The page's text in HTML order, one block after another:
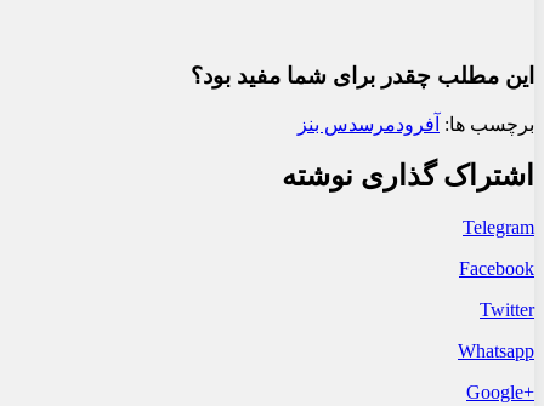
این مطلب چقدر برای شما مفید بود؟
برچسب ها: آفرودمرسدس بنز
اشتراک گذاری نوشته
Telegram
Facebook
Twitter
Whatsapp
+Google